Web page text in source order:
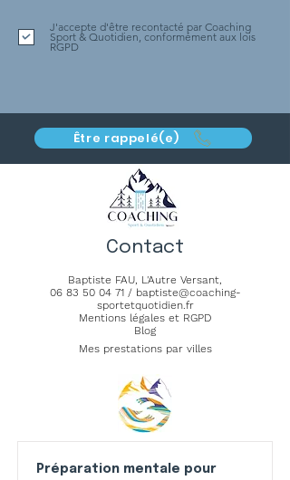
J'accepte d'être recontacté par Coaching
Sport & Quotidien, conformément aux lois
RGPD
Être rappelé(e)
Contact
Baptiste FAU, L'Autre Versant,
06 83 50 04 71/ baptiste@coaching-
sportetquotidien.fr
Mentions légales et RGPD
Blog
Mes prestations par villes
Préparation mentale pour